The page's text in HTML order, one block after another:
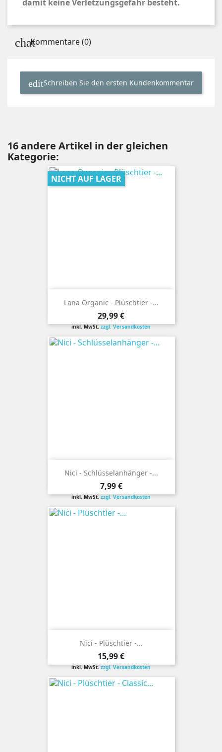
damit keine Verletzungsgefahr besteht.
Kommentare (0)
Schreiben Sie den ersten Kundenkommentar
16 andere Artikel in der gleichen
Kategorie:
Lana Organic - Plüschtier -...
Preis
29,99 €
inkl. MwSt.zzgl. Versandkosten
NICHT AUF LAGER
Nici - Schlüsselanhänger -...
Preis
7,99 €
inkl. MwSt.zzgl. Versandkosten
Nici - Plüschtier -...
Preis
15,99 €
inkl. MwSt.zzgl. Versandkosten